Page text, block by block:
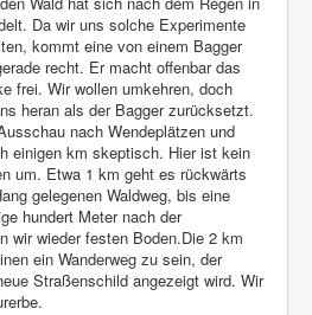
Da wir uns solche Experimente
kommt eine von einem Bagger
recht. Er macht offenbar das
frei. Wir wollen umkehren, doch
heran als der Bagger zurücksetzt.
nach Wendeplätzen und
einigen km skeptisch. Hier ist kein
um. Etwa 1 km geht es rückwärts
gelegenen Waldweg, bis eine
hundert Meter nach der
wir wieder festen Boden.Die 2 km
ein Wanderweg zu sein, der
Straßenschild angezeigt wird. Wir